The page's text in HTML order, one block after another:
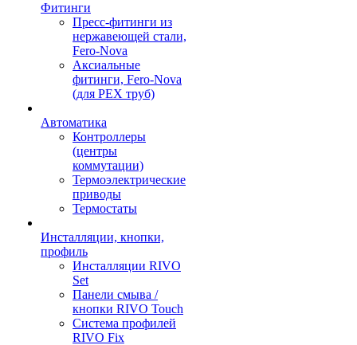
Фитинги
Пресс-фитинги из
нержавеющей стали,
Fero-Nova
Аксиальные
фитинги, Fero-Nova
(для PEX труб)
Автоматика
Контроллеры
(центры
коммутации)
Термоэлектрические
приводы
Термостаты
Инсталляции, кнопки,
профиль
Инсталляции RIVO
Set
Панели смыва /
кнопки RIVO Touch
Система профилей
RIVO Fix